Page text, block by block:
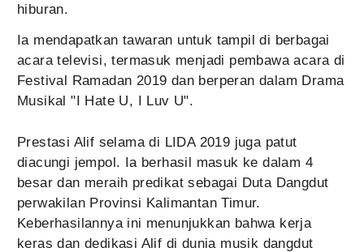
hiburan.
Ia mendapatkan tawaran untuk tampil di berbagai
acara televisi, termasuk menjadi pembawa acara di
Festival Ramadan 2019 dan berperan dalam Drama
Musikal "I Hate U, I Luv U".
Prestasi Alif selama di LIDA 2019 juga patut
diacungi jempol. Ia berhasil masuk ke dalam 4
besar dan meraih predikat sebagai Duta Dangdut
perwakilan Provinsi Kalimantan Timur.
Keberhasilannya ini menunjukkan bahwa kerja
keras dan dedikasi Alif di dunia musik dangdut